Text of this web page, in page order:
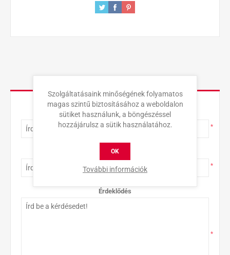
Teljes név
*
E-mail-cím
*
Érdeklődés
*
Szolgáltatásaink minőségének folyamatos
magas szintű biztosításához a weboldalon
sütiket használunk, a böngészéssel
hozzájárulsz a sütik használatához.
OK
További információk